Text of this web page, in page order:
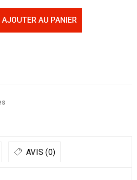
AJOUTER AU PANIER
AVIS (0)